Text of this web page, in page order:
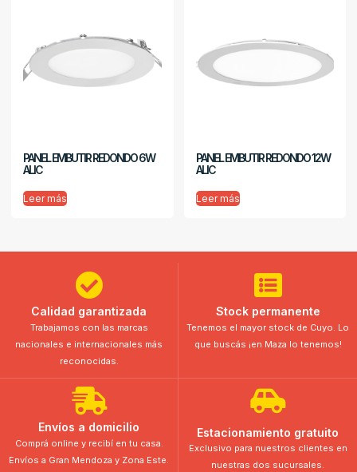
PANEL EMBUTIR REDONDO 6W
ALIC
Leer más
PANEL EMBUTIR REDONDO 12W
ALIC
Leer más
Calidad garantizada
Trabajamos con las marcas
nacionales e internacionales más
reconocidas.
Stock permanente
Tenemos el mayor stock de Cuyo. Lo
que buscás ¡en Maza lo tenemos!
Envíos a domicilio
Comprá online y recibí en tu casa.
Envíos a Gran Mendoza y Zona Este.
Estacionamiento gratuito
Exclusivo para nuestros clientes en
nuestras dos sucursales.